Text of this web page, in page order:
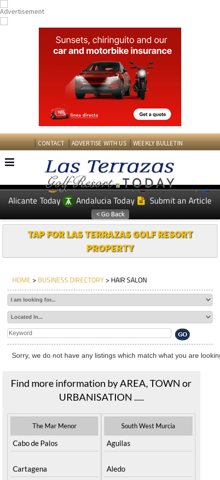
CONTACT ADVERTISE WITH US WEEKLY BULLETIN
EDITIONS: Spanish News Today
Murcia Today
Alicante Today
Andalucia Today Submit an Article
TAP FOR LAS TERRAZAS GOLF RESORT
PROPERTY
HOME > BUSINESS DIRECTORY> HAIR SALON
Sorry, we do not have any listings which match what you are
Find more information by AREA, TOWN or
URBANISATION .....
The Mar Menor
Cabo de Palos
Cartagena
South West Murcia
Aguilas
Aledo